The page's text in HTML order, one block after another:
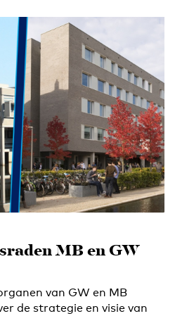
MB en GW
van GW en MB
de strategie en visie van